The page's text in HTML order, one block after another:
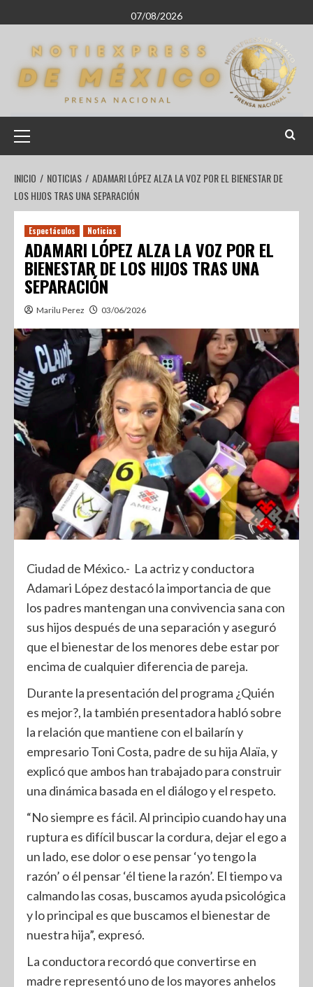
07/08/2026
INICIO NOTICIAS
ADAMARI LÓPEZ ALZA LA VOZ POR EL BIENESTAR DE
LOS HIJOS TRAS UNA SEPARACIÓN
Espectáculos Noticias
ADAMARI LÓPEZ ALZA LA VOZ POR EL
BIENESTAR DE LOS HIJOS TRAS UNA
SEPARACIÓN
Marilu Perez 03/06/2026
Ciudad de México.- La actriz y conductora
Adamari López destacó la importancia de que
los padres mantengan una convivencia sana con
sus hijos después de una separación y aseguró
que el bienestar de los menores debe estar por
encima de cualquier diferencia de pareja.
Durante la presentación del programa ¿Quién
es mejor?, la también presentadora habló sobre
la relación que mantiene con el bailarín y
empresario Toni Costa, padre de su hija Alaïa, y
explicó que ambos han trabajado para construir
una dinámica basada en el diálogo y el respeto.
“No siempre es fácil. Al principio cuando hay una
ruptura es difícil buscar la cordura, dejar el ego a
un lado, ese dolor o ese pensar ‘yo tengo la
razón’ o él pensar ‘él tiene la razón’. El tiempo va
calmando las cosas, buscamos ayuda psicológica
y lo principal es que buscamos el bienestar de
nuestra hija”, expresó.
La conductora recordó que convertirse en
madre representó uno de los mayores anhelos